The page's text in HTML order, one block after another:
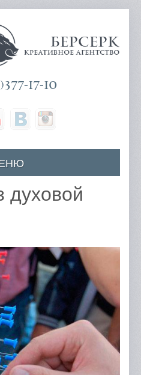
17-10
духовой